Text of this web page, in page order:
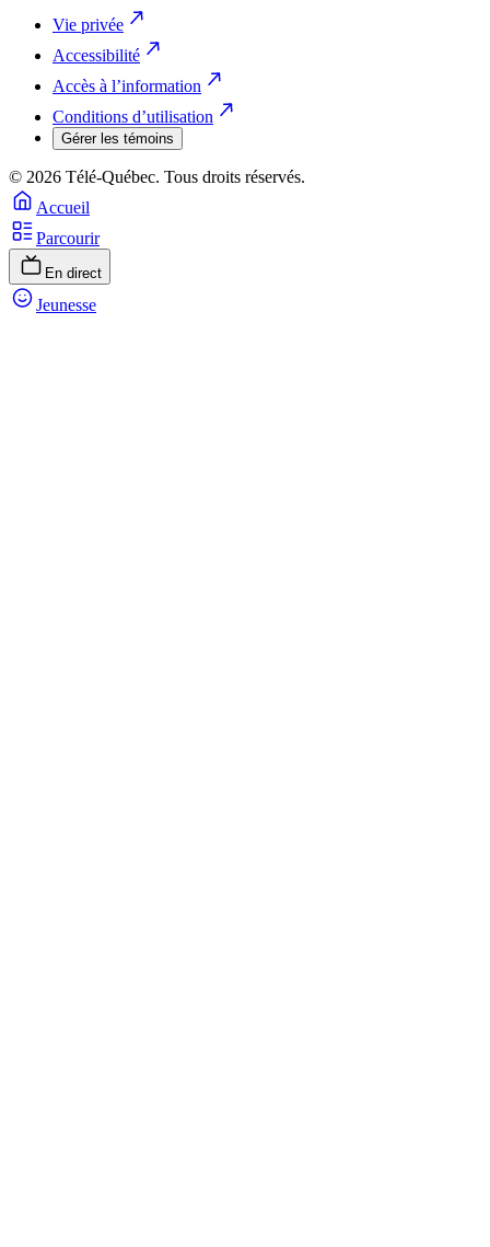
Vie privée
Accessibilité
Accès à l’information
Conditions d’utilisation
Gérer les témoins
© 2026 Télé-Québec. Tous droits réservés.
Accueil
Parcourir
En direct
Jeunesse